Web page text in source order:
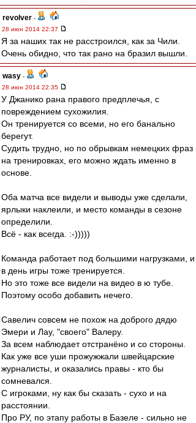
revolver -
28 июн 2014 22:37
Я за наших так не расстроился, как за Чили.
Очень обидно, что так рано на бразил вышли.
wasy -
28 июн 2014 22:35
У Джанико рана правого предплечья, с
повреждением сухожилия.
Он тренируется со всеми, но его банально
берегут.
Судить трудно, но по обрывкам немецких фраз
на тренировках, его можно ждать именно в
основе.
Оба матча все видели и выводы уже сделали,
ярлыки наклеили, и место команды в сезоне
определили.
Всё - как всегда. :-)))))
Команда работает под большими нагрузками, и
в день игры тоже тренируется.
Но это тоже все видели на видео в ю тубе.
Поэтому особо добавить нечего.
Савелич совсем не похож на доброго дядю
Эмери и Лау, "своего" Валеру.
За всем наблюдает отстранёно и со стороны.
Как уже все уши прожужжали швейцарские
журналисты, и оказались правы - кто бы
сомневался.
С игроками, ну как бы сказать - сухо и на
расстоянии.
Про РУ, по этапу работы в Базеле - сильно не